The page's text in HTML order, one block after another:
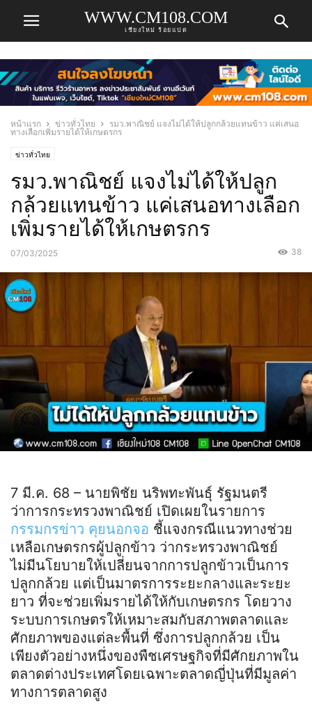
WWW.CM108.COM
เชียงใหม่ ร้อยแปด
หน้าแรก ข่าวทั่วไทย
รมว.พาณิชย์ แจงไม่ได้ให้ปลูกกล้วยแทนข้าว แค่เสนอ
ทางเลือกเพิ่มรายได้ให้เกษตรกร
ข่าวทั่วไทย
รมว.พาณิชย์ แจงไม่ได้ให้ปลูก
กล้วยแทนข้าว แค่เสนอทางเลือก
เพิ่มรายได้ให้เกษตรกร
07/03/2025 38
7 มี.ค. 68 – นายพิชัย นริพทะพันธุ์ รัฐมนตรี
ว่าการกระทรวงพาณิชย์ เปิดเผยในรายการ
กรรมกรข่าว คุยนอกจอ ชี้แจงกรณีแนวทางช่วย
เหลือเกษตรกรผู้ปลูกข้าว ว่ากระทรวงพาณิชย์
ไม่มีนโยบายให้เปลี่ยนจากการปลูกข้าวเป็นการ
ปลูกกล้วย แต่เป็นมาตรการระยะกลางและระยะ
ยาว ที่จะช่วยเพิ่มรายได้ให้กับเกษตรกร โดยวาง
ระบบการเกษตรให้เหมาะสมกับสภาพตลาดและ
ศักยภาพของแต่ละพื้นที่ ซึ่งการปลูกกล้วย เป็น
เพียงตัวอย่างหนึ่งของพืชเศรษฐกิจที่มีศักยภาพใน
ตลาดต่างประเทศโดยเฉพาะตลาดญี่ปุ่นที่มีมูลค่า
ทางการตลาดสูง